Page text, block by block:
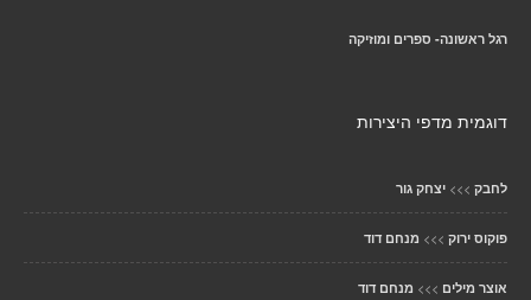
רגל ראשונה- ספרים ומוזיקה
דוגמית מדפי היצירות
לחבק >>> יצחק גור
פוקוס ירוק >>> מנחם דוד
אוצר מילים >>> מנחם דוד